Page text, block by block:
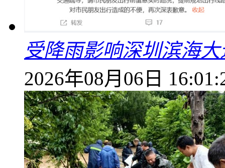
受降雨影响深圳滨海
2026年08月06日